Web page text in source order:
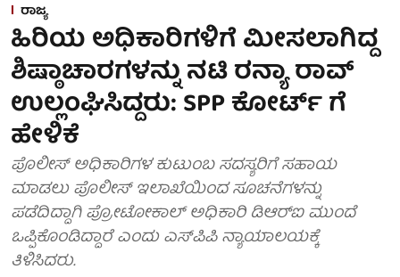
ರಾಜ್ಯ
ಹಿರಿಯ ಅಧಿಕಾರಿಗಳಿಗೆ ಮೀಸಲಾಗಿದ್ದ
ಶಿಷ್ಠಾಚಾರಗಳನ್ನು ನಟಿ ರನ್ಯಾ ರಾವ್
ಉಲ್ಲಂಘಿಸಿದ್ದರು: SPP ಕೋರ್ಟ್ ಗೆ
ಹೇಳಿಕೆ
ಪೊಲೀಸ್ ಅಧಿಕಾರಿಗಳ ಕುಟುಂಬ ಸದಸ್ಯರಿಗೆ ಸಹಾಯ
ಮಾಡಲು ಪೊಲೀಸ್ ಇಲಾಖೆಯಿಂದ ಸೂಚನೆಗಳನ್ನು
ಪಡೆದಿದ್ದಾಗಿ ಪ್ರೋಟೋಕಾಲ್ ಅಧಿಕಾರಿ ಡಿಆರ್‌ಐ ಮುಂದೆ
ಒಪ್ಪಿಕೊಂಡಿದ್ದಾರೆ ಎಂದು ಎಸ್‌ಪಿಪಿ ನ್ಯಾಯಾಲಯಕ್ಕೆ
ತಿಳಿಸಿದರು.